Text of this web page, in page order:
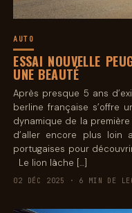
AUTO
ESSAI NOUVELLE
UNE BEAUTÉ
Après presque 5 ans
berline française s’offre
dynamique de la
d’aller encore plus loin
portugaises pour
Le lion lâche […]
02 DÉC 2025 · 6 MIN DE